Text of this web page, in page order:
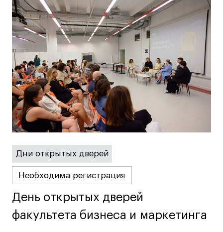
Дни открытых дверей
Необходима регистрация
День открытых дверей
факультета бизнеса и маркетинга
День открытых дверей
факультета бизнеса и маркетинга